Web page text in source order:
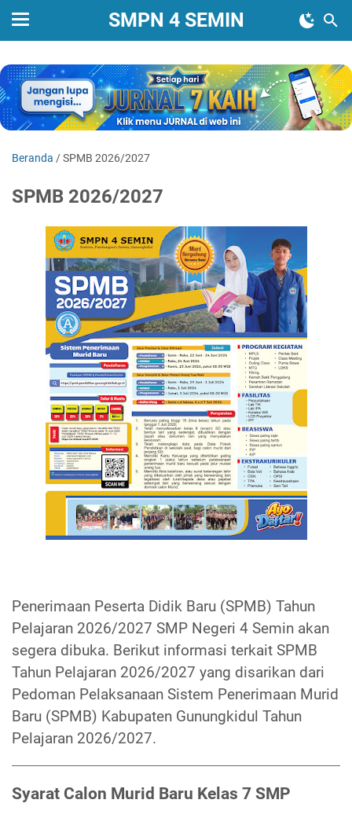
SMPN 4 SEMIN
Beranda /SPMB 2026/2027
SPMB 2026/2027
Penerimaan Peserta Didik Baru (SPMB) Tahun
Pelajaran 2026/2027 SMP Negeri 4 Semin akan
segera dibuka. Berikut informasi terkait SPMB
Tahun Pelajaran 2026/2027 yang disarikan dari
Pedoman Pelaksanaan Sistem Penerimaan Murid
Baru (SPMB) Kabupaten Gunungkidul Tahun
Pelajaran 2026/2027.
Syarat Calon Murid Baru Kelas 7 SMP